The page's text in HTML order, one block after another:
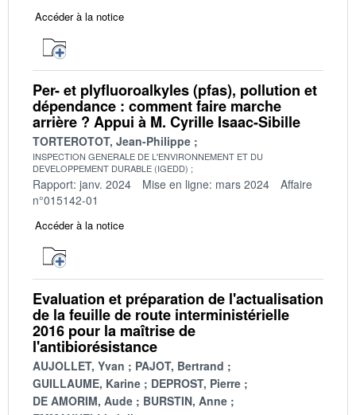
Accéder à la notice
Per- et plyfluoroalkyles (pfas), pollution et
dépendance : comment faire marche
arrière ? Appui à M. Cyrille Isaac-Sibille
TORTEROTOT, Jean-Philippe
INSPECTION GENERALE DE L'ENVIRONNEMENT ET DU
DEVELOPPEMENT DURABLE (IGEDD)
Rapport: janv. 2024 Mise en ligne: mars 2024
Affaire
n°015142-01
Accéder à la notice
Evaluation et préparation de l'actualisation
de la feuille de route interministérielle
2016 pour la maîtrise de
l'antibiorésistance
AUJOLLET, Yvan
PAJOT, Bertrand
GUILLAUME, Karine
DEPROST, Pierre
DE AMORIM, Aude
BURSTIN, Anne